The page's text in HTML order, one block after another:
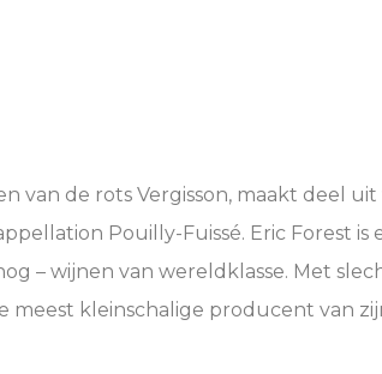
van de rots Vergisson, maakt deel
Pouilly-Fuissé. Eric Forest
– wijnen van wereldklasse. Met
meest kleinschalige producent van